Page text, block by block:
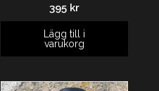
395 kr
Lägg till i
varukorg